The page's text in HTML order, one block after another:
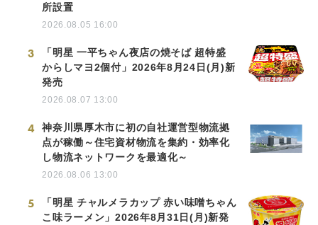
所設置
2026.08.05 16:00
3
「明星 一平ちゃん夜店の焼そば 超特盛
からしマヨ2個付」2026年8月24日(月)新
発売
2026.08.07 13:00
4
神奈川県厚木市に初の自社運営型物流拠
点が稼働～住宅資材物流を集約・効率化
し物流ネットワークを最適化～
2026.08.06 13:00
5
「明星 チャルメラカップ 赤い味噌ちゃん
こ味ラーメン」2026年8月31日(月)新発